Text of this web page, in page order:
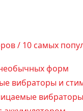
/ 10 самых
форм
вибраторы и
вибраторы